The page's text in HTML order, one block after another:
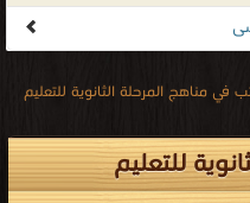
في مناهج المرحلة الثانوية للتعليم
للتعليم